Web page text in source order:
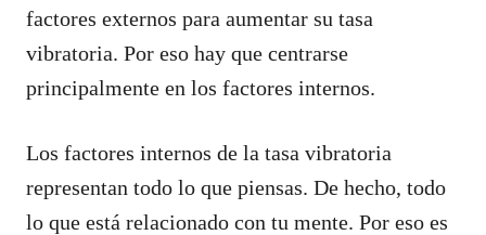
factores externos para aumentar su tasa
vibratoria. Por eso hay que centrarse
principalmente en los factores internos.
Los factores internos de la tasa vibratoria
representan todo lo que piensas. De hecho, todo
lo que está relacionado con tu mente. Por eso es